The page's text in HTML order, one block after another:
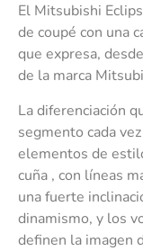
El Mitsubishi
de coupé con una
que expresa,
de la marca
La diferenciación
segmento cada
elementos de
cuña , con líneas
una fuerte
dinamismo, y los
definen la imagen